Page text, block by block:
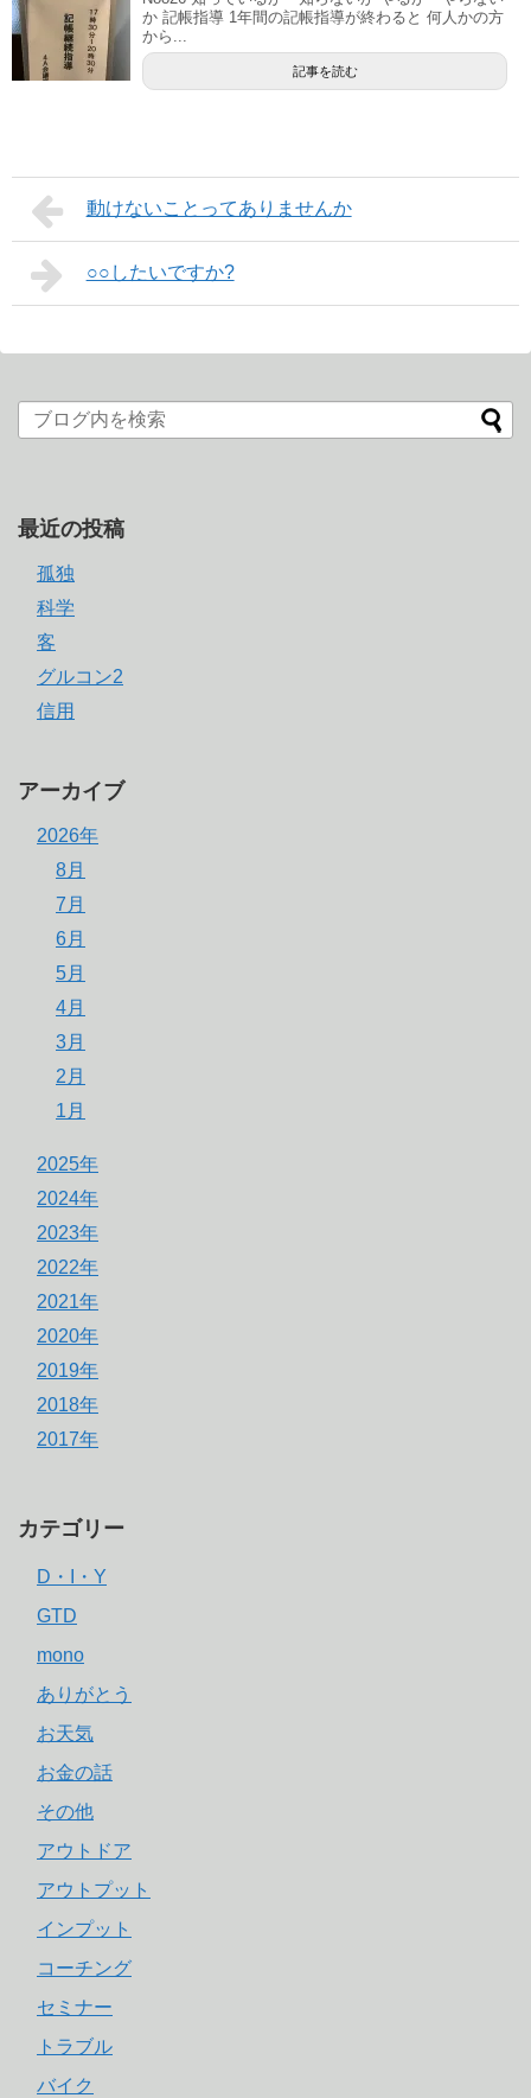
か 記帳指導 1年間の記帳指導が終わると 何人かの方
から...
記事を読む
動けないことってありませんか
○○したいですか?
最近の投稿
孤独
科学
客
グルコン2
信用
アーカイブ
2026年
8月
7月
6月
5月
4月
3月
2月
1月
2025年
2024年
2023年
2022年
2021年
2020年
2019年
2018年
2017年
カテゴリー
D・I・Y
GTD
mono
ありがとう
お天気
お金の話
その他
アウトドア
アウトプット
インプット
コーチング
セミナー
トラブル
バイク